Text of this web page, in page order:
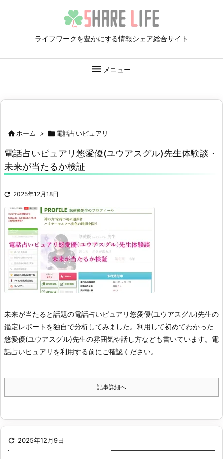
ライフワークを豊かにする情報シェア総合サイト
 メニュー
ホーム > 電話占いピュアリ
電話占いピュアリ悠愛優(ユウアスグル)先生体験談・
未来が当たるか検証
 2025年12月18日
未来が当たると話題の電話占いピュアリ悠愛優(ユウアスグル)先生の
鑑定レポートを独自で分析してみました。利用して初めてわかった
悠愛優(ユウアスグル)先生の雰囲気や話し方なども書いています。電
話占いピュアリを利用する前にご確認ください。
記事詳細へ
 2025年12月9日